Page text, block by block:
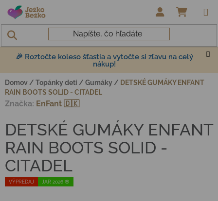
Prejsť na obsah
🎉 Roztočte koleso šťastia a vytočte si zľavu na celý
nákup!
Domov / Topánky deti / Gumáky / DETSKÉ GUMÁKY ENFANT
RAIN BOOTS SOLID - CITADEL
VÝPREDAJ JAR 2026 🌸
DETSKÉ GUMÁKY ENFANT
RAIN BOOTS SOLID -
CITADEL
Značka: EnFant 🇩🇰